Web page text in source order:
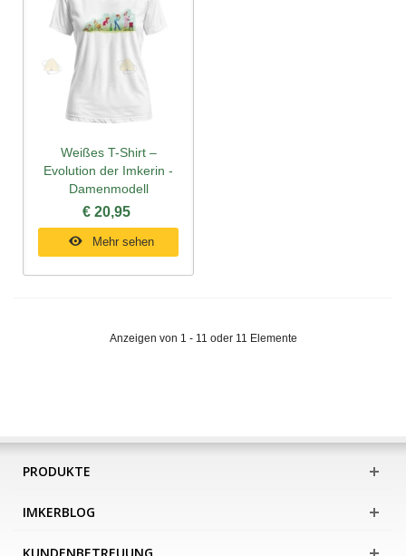
Weißes T-Shirt –
Evolution der Imkerin -
Damenmodell
€ 20,95
Mehr sehen
Anzeigen von 1 - 11 oder 11 Elemente
PRODUKTE
IMKERBLOG